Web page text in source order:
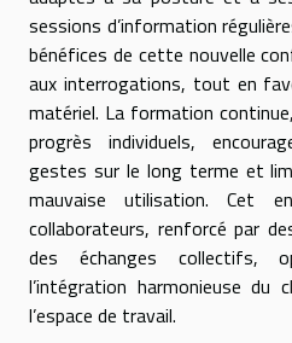
sessions d’information
bénéfices de cette nouvelle
aux interrogations, tout en
matériel. La formation
progrès individuels,
gestes sur le long terme et
mauvaise utilisation. Cet
collaborateurs, renforcé par
des échanges collectifs,
l’intégration harmonieuse du
l’espace de travail.